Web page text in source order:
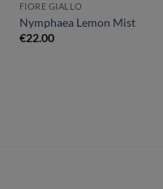
FIORE GIALLO
Nymphaea Lemon Mist
€22.00